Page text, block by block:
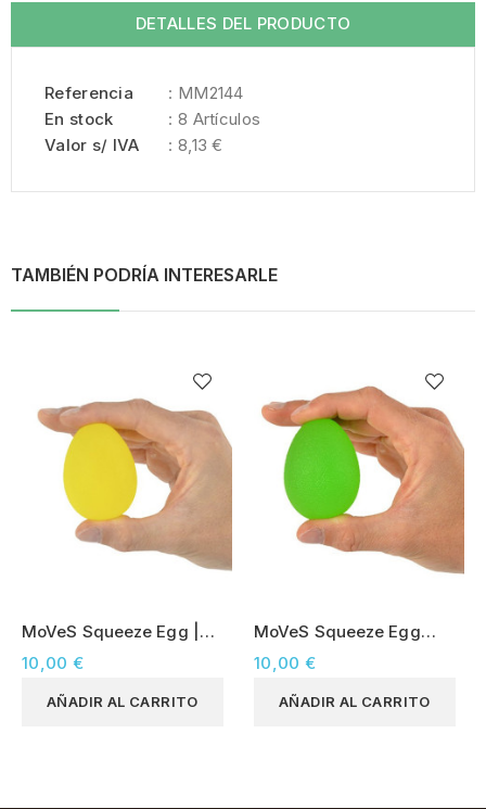
DETALLES DEL PRODUCTO
Referencia
: MM2144
En stock
: 8 Artículos
Valor s/ IVA
: 8,13 €
TAMBIÉN PODRÍA INTERESARLE
MoVeS Squeeze Egg |
Extra Soft - Amarillo
10,00 €
AÑADIR AL CARRITO
MoVeS Squeeze Egg
|Medium - Verde
10,00 €
AÑADIR AL CARRITO